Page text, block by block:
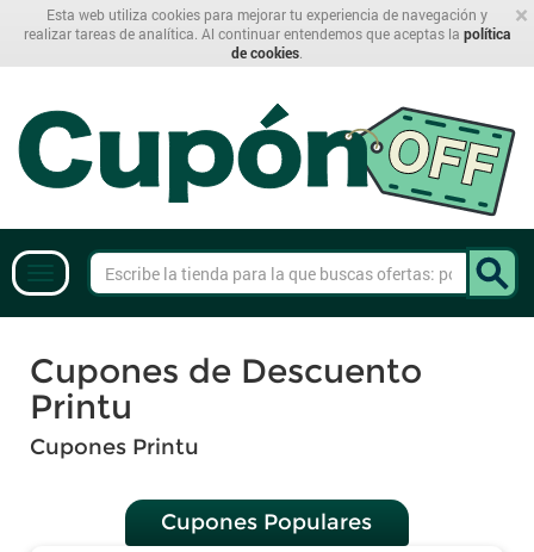
×
Esta web utiliza cookies para mejorar tu experiencia de navegación y
realizar tareas de analítica. Al continuar entendemos que aceptas la política
de cookies
Cupones de Descuento
Printu
Cupones Printu
Cupones Populares